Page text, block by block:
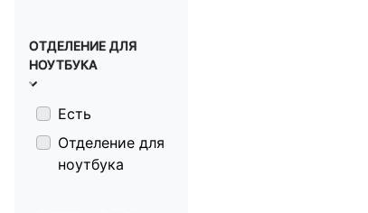
ОТДЕЛЕНИЕ ДЛЯ
НОУТБУКА
Есть
Отделение для
ноутбука